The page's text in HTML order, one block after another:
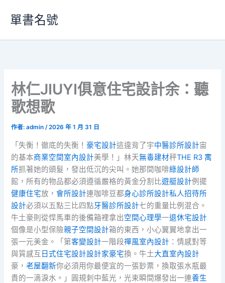
要
單書名號
林仁JIUYI俱意住宅設計余：聽
歌想歌
作者:admin/2026 年 1 月 31 日
「失衡！徹底的失衡！豪宅設計這違背了宇中醫診所設計宙
的基本商業空間室內設計美學！」林天無毒建材秤THE R3 寓
所抓著她的頭髮，發出低沉的尖叫。她那間咖啡綠設計師
館，所有的物品都必須遵循嚴格的黃金分割比遊艇設計例擺
健康住宅放，會所設計連咖啡豆都身心診所設計私人招待所
設計必須以五點三比四點牙醫診所設計七的重量比例混合。
牛土豪則從悍馬車的後備箱裡拿出空間心理學一退休宅設計
個像是小型保險親子空間設計箱的東西，小心翼翼地拿出一
張一元美金。「第客變設計一階段禪風室內設計 ：情感對等
與質感互 日式住宅設計設計家豪宅換。牛土大直室內設計
豪，老屋翻新你必須用你最便宜的一張鈔票，換取張水瓶最
貴的一滴淚水。」圓規刺中藍光，光束瞬間爆發出一連養生